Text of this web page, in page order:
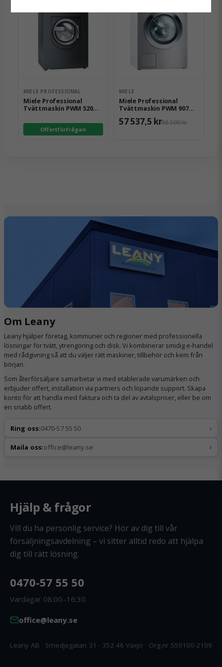
Produktblad.pdf
84.76 KB
Hämta
MIELE PROFESSIONAL
Miele Professional
Tvättmaskin PWM 520
Offertförfrågan
MIELE
Miele Professional
Tvättmaskin PWM 907
68 500 kr
57 537,5 kr
Om Leany
Leany hjälper företag, kommuner och regioner med professionella
lösningar för tvätt, ytrengöring och disk. Vi kombinerar smidig e-handel
med rådgivning så att du väljer rätt maskiner, tillbehör och kem från
början.
Som återförsäljare samarbetar vi med etablerade varumärken och
erbjuder offert, installation via partners och löpande support. Skapa
konto för att handla med faktura och ta del av avtalspriser, eller be om
en snabb offert.
Ring oss:0470-57 55 50 ›
Maila oss:office@leany.se ›
Hjälp & frågor
Vill du ha personlig service? Hör av dig till vår
försäljningsavdelning – vi sitter alltid redo att hjälpa
dig till rätt lösning.
0470-57 55 50
Vardagar 08:00–16:30
office@leany.se
Leany AB · Smedjegatan 31 · 352 46 Växjö · Org.nr 559100-2109